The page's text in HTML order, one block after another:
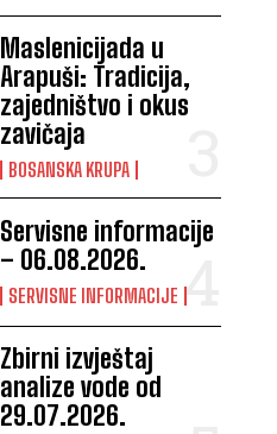
Maslenicijada u
Arapuši: Tradicija,
zajedništvo i okus
zavičaja
BOSANSKA KRUPA
Servisne informacije
– 06.08.2026.
SERVISNE INFORMACIJE
Zbirni izvještaj
analize vode od
29.07.2026.